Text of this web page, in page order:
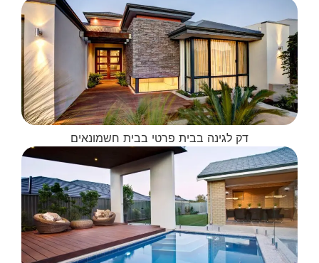
דק לגינה בבית פרטי בבית חשמונאים